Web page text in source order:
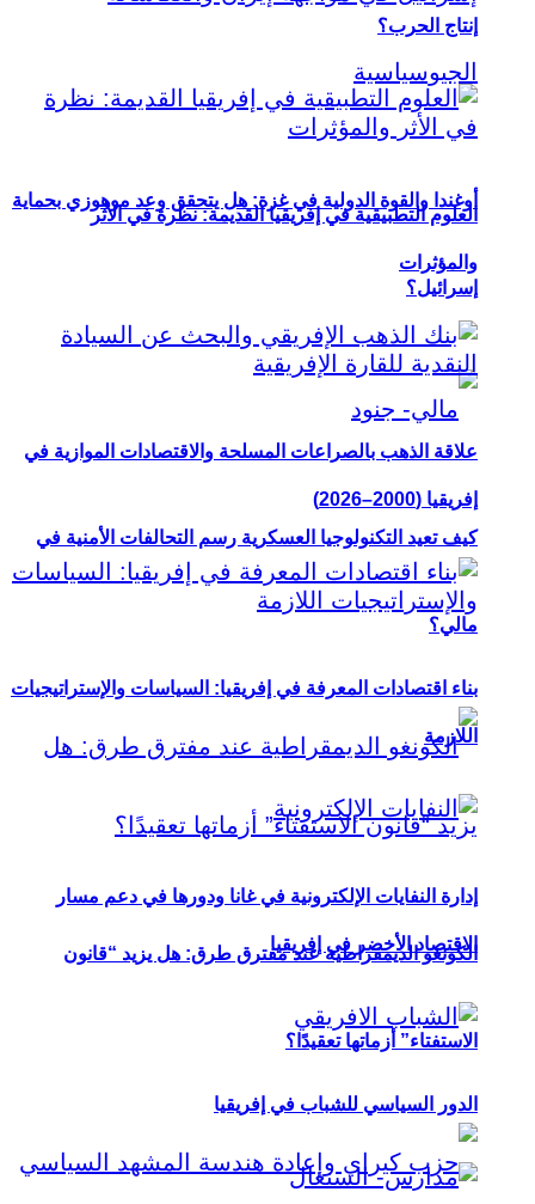
أوغندا والقوة الدولية في غزة: هل يتحقق وعد موهوزي بحماية
إسرائيل؟
كيف تعيد التكنولوجيا العسكرية رسم التحالفات الأمنية في
مالي؟
الكونغو الديمقراطية عند مفترق طرق: هل يزيد “قانون
الاستفتاء” أزماتها تعقيدًا؟
إنتاج الحرب؟
العلوم التطبيقية في إفريقيا القديمة: نظرة في الأثر
والمؤثرات
علاقة الذهب بالصراعات المسلحة والاقتصادات الموازية في
إفريقيا (2000–2026)
بناء اقتصادات المعرفة في إفريقيا: السياسات والإستراتيجيات
اللازمة
إدارة النفايات الإلكترونية في غانا ودورها في دعم مسار
الاقتصاد الأخضر في إفريقيا
الدور السياسي للشباب في إفريقيا